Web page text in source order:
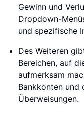
Gewinn und
Dropdown-
und spezifische
Des Weiteren
Bereichen, auf
aufmerksam
Bankkonten und
Überweisungen.